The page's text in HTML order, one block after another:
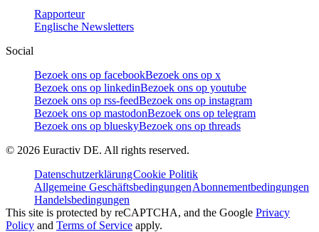
Rapporteur
Englische Newsletters
Social
Bezoek ons op facebookBezoek ons op x
Bezoek ons op linkedinBezoek ons op youtube
Bezoek ons op rss-feedBezoek ons op instagram
Bezoek ons op mastodonBezoek ons op telegram
Bezoek ons op blueskyBezoek ons op threads
© 2026 Euractiv DE. All rights reserved.
DatenschutzerklärungCookie Politik
Allgemeine GeschäftsbedingungenAbonnementbedingungen
Handelsbedingungen
This site is protected by reCAPTCHA, and the Google Privacy
Policy and Terms of Service apply.